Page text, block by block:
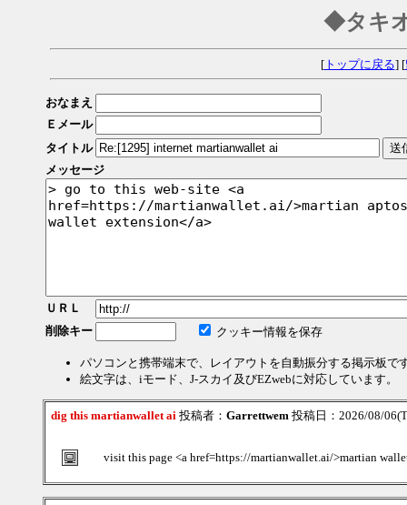
◆タキ
[トップに戻る] [
おなまえ
Ｅメール
タイトル
メッセージ
ＵＲＬ
削除キー
クッキー情報を保存
パソコンと携帯端末で、レイアウトを自動振分する掲示板で
絵文字は、iモード、J-スカイ及びEZwebに対応しています。
dig this martianwallet ai 投稿者： Garrettwem 投稿日：2026/08/
visit this page <a href=https://martianwallet.ai/>martian